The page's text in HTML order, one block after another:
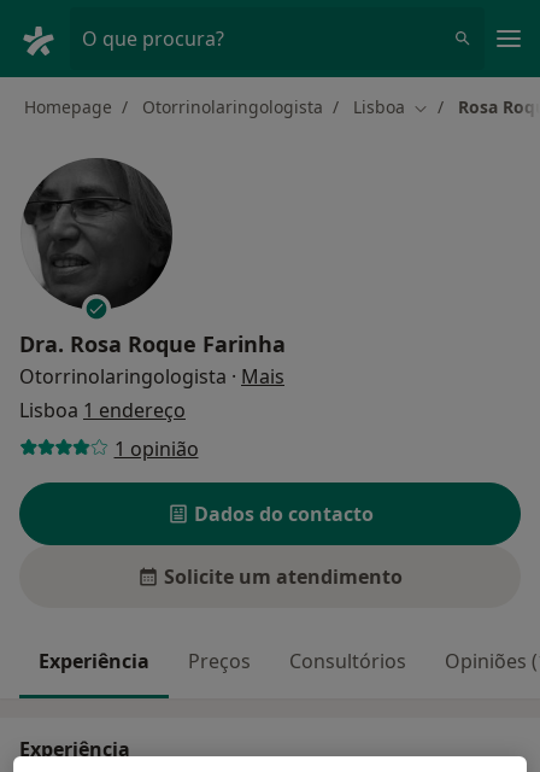
O que procura?
Homepage Otorrinolaringologista Lisboa Mudar de
Rosa
Dra. Rosa Roque Farinha
Otorrinolaringologista · Mais
Lisboa 1 endereço
1 opinião
Dados do contacto
Solicite um atendimento
Experiência Preços Consultórios Opiniões
Experiência